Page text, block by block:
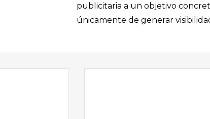
publicitaria a un objetivo
únicamente de generar